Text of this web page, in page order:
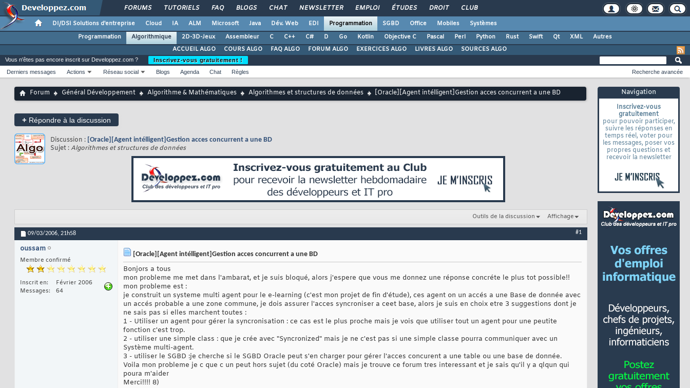
FORUMS TUTORIELS FAQ BLOGS CHAT NEWSLETTER EMPLOI ÉTUDES DROIT CLUB
DI/DSI Solutions d'entreprise Cloud IA ALM Microsoft Java Dév. Web EDI Programmation SGBD Office Mobiles
Systèmes
Programmation
Algorithmique 2D-3D-Jeux Assembleur C C++ C# D Go Kotlin Objective C Pascal Perl Python Rust Swift Qt XML
Autres
ACCUEIL ALGO
COURS ALGO FAQ ALGO FORUM ALGO EXERCICES ALGO LIVRES ALGO SOURCES ALGO
Navigation
Inscrivez-vous
gratuitement
pour pouvoir participer,
suivre les réponses en
temps réel, voter pour
les messages, poser vos
propres questions et
recevoir la newsletter
Vous n'êtes pas encore inscrit sur Developpez.com ?
Inscrivez-vous gratuitement !
Derniers messages
Actions Réseau social Blogs Agenda Chat Règles Recherche avancée
Forum Général Développement Algorithme & Mathématiques Algorithmes et structures de données [Oracle][Agent intélligent]Gestion acces concurrent a une BD
+ Répondre à la discussion
Discussion : [Oracle][Agent intélligent]Gestion acces concurrent a une BD
Sujet :Algorithmes et structures de données
Outils de la discussion Affichage
09/03/2006, 21h58 #1
oussam
Membre confirmé
Inscrit en
Février 2006
Messages
64
[Oracle][Agent intélligent]Gestion acces concurrent a une BD
Bonjors a tous
mon probleme me met dans l'ambarat, et je suis bloqué, alors j'espere que vous me donnez une réponse concréte le plus tot possible!!
mon probleme est :
je construit un systeme multi agent pour le e-learning (c'est mon projet de fin d'étude), ces agent on un accés a une Base de donnée avec
un accés probable a une zone commune, je dois assurer l'acces syncroniser a ceet base, alors je suis en choix etre 3 suggestions dont je
ne sais pas si elles marchent toutes :
1 - Utiliser un agent pour gérer la syncronisation : ce cas est le plus proche mais je vois que utiliser tout un agent pour une peutite
fonction c'est trop.
2 - utiliser une simple class : que je crée avec "Syncronized" mais je ne c'est pas si une simple classe pourra communiquer avec un
Système multi-agent.
3 - utiliser le SGBD :je cherche si le SGBD Oracle peut s'en charger pour gérer l'acces concurent a une table ou une base de donnée.
Voila mon probleme je c que c un peut hors sujet (du coté Oracle) mais je trouve ce forum tres interessant et je sais qu'il y a qlqun qui
poura m'aider
Merci!!!! 8)